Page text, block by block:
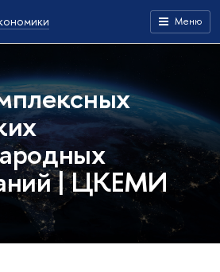
Меню
| ЦКЕМИ